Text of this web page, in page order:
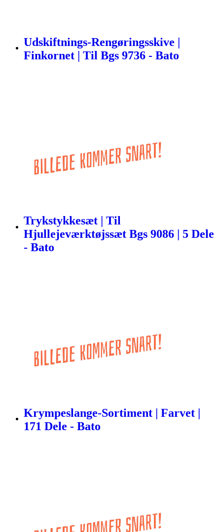
Udskiftnings-Rengøringsskive |
Finkornet | Til Bgs 9736 - Bato
Trykstykkesæt | Til
Hjullejeværktøjssæt Bgs 9086 | 5 Dele
- Bato
Krympeslange-Sortiment | Farvet |
171 Dele - Bato